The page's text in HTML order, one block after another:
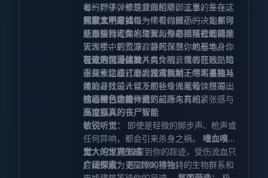
者的尸体，修筑坚固的防御工事，并在这
片废土中寻找极为稀有的解药——如果你
还想保持人类的理智与形态活下去的话。
每一颗子弹都是救命稻草。这里的生存法
则极其严苛，每一个看似微小的决定都可
能直接判定你的生死。你必须精打细算地
管理手中的资源，誓死保卫你的基地。你
可以选择与战友并肩作战，或者在残酷的
永久死亡模式中，独自面对无尽的孤独与
黑暗。
探索文明废墟
从那些曾经车水马龙如今却摇摇欲坠的摩
天大楼，到荒凉寂静的深林，地形本身就
在无声地诉说着人类文明衰落的悲歌。踏
上探索之旅，去发现深埋地下的军事掩
体，寻找前人留下的补给储藏箱，拼凑出
这场末日灾难背后的起源与真相。
极致的沉浸体验
得益于精心打磨的游戏机制、令人身临其
境的音效设计以及那些令人毛骨悚然的怪
物模型，你将体验到前所未有的紧张感与
压迫感。
核心特色功能一览
高度拟真的丧尸智能
敏锐听觉：
即使是轻微的脚步声、枪声或
任何异响，都会引来杀身之祸。 嗜血嗅
觉：它们能嗅探到你的踪迹，受伤流血只
会让你成为更显眼的猎物。
宏大的世界生成
广阔探索：超过100种独特的生物群系和